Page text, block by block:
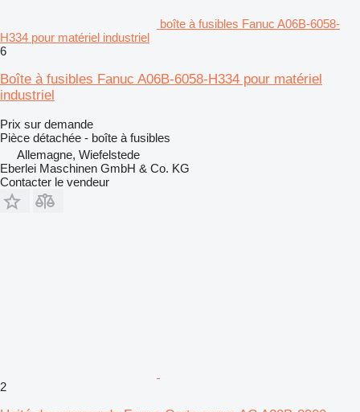
boîte à fusibles Fanuc A06B-6058-
H334 pour matériel industriel
6
Boîte à fusibles Fanuc A06B-6058-H334 pour matériel
industriel
Prix sur demande
Pièce détachée - boîte à fusibles
Allemagne, Wiefelstede
Eberlei Maschinen GmbH & Co. KG
Contacter le vendeur
2